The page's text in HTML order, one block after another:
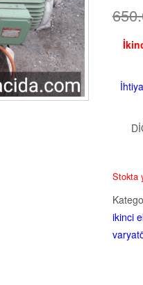
Stokta
ikinci